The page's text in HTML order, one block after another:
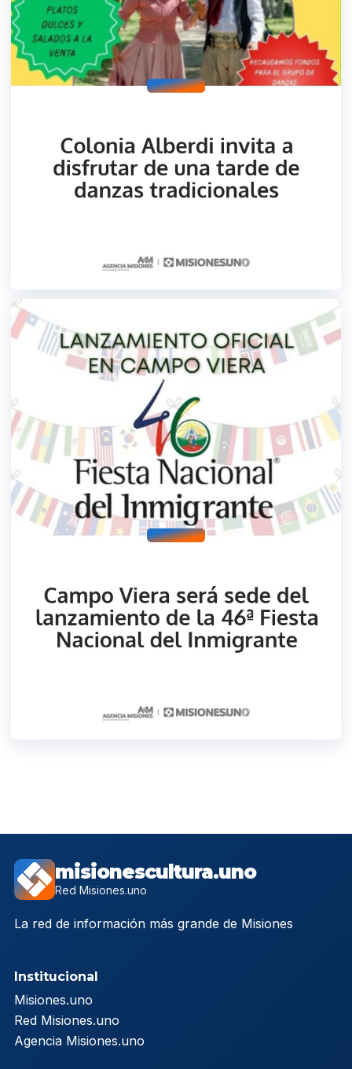
misionescultura.uno
Red Misiones.uno
La red de información más grande de Misiones
Institucional
Misiones.uno
Red Misiones.uno
Agencia Misiones.uno